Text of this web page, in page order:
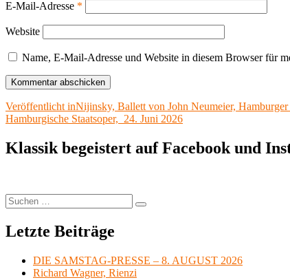
E-Mail-Adresse *
Website
Name, E-Mail-Adresse und Website in diesem Browser für
Beitragsnavigation
Veröffentlicht inNijinsky, Ballett von John Neumeier,
Hamburgische Staatsoper, 24. Juni 2026
Klassik begeistert auf Facebook und
Suchen
nach:
Suchen
Letzte Beiträge
DIE SAMSTAG-PRESSE – 8. AUGUST 2026
Richard Wagner, Rienzi